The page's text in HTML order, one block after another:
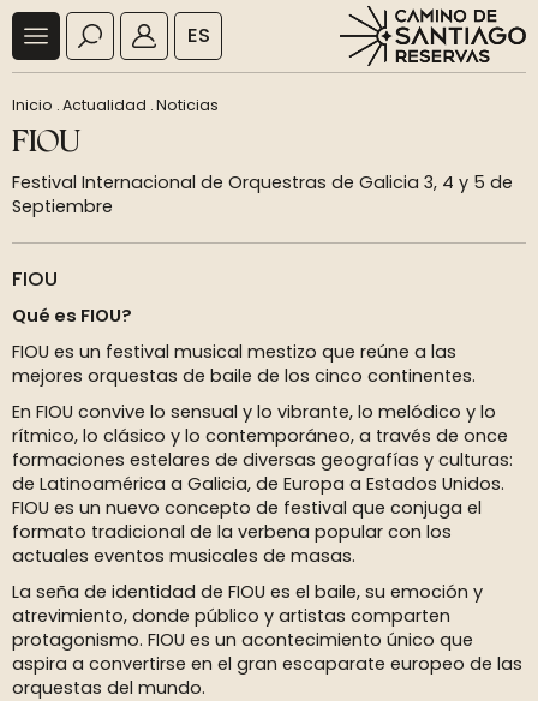
ES
Inicio .Actualidad .Noticias
FIOU
Festival Internacional de Orquestras de Galicia 3, 4 y 5 de
Septiembre
FIOU
Qué es FIOU?
FIOU es un festival musical mestizo que reúne a las
mejores orquestas de baile de los cinco continentes.
En FIOU convive lo sensual y lo vibrante, lo melódico y lo
rítmico, lo clásico y lo contemporáneo, a través de once
formaciones estelares de diversas geografías y culturas:
de Latinoamérica a Galicia, de Europa a Estados Unidos.
FIOU es un nuevo concepto de festival que conjuga el
formato tradicional de la verbena popular con los
actuales eventos musicales de masas.
La seña de identidad de FIOU es el baile, su emoción y
atrevimiento, donde público y artistas comparten
protagonismo. FIOU es un acontecimiento único que
aspira a convertirse en el gran escaparate europeo de las
orquestas del mundo.